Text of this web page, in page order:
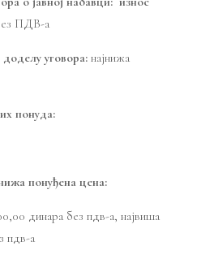
ПДВ-а
уговора: најнижа
понуда:
понуђена цена:
динара без пдв-а, највиша
пдв-а